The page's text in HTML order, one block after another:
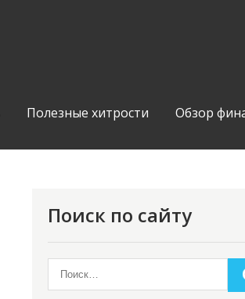
Полезные хитрости Обзор
Поиск по сайту